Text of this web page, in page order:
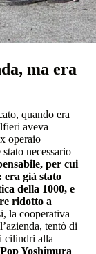
ma era
quando era
aveva
operaio
necessario
per cui
era già stato
della 1000, e
ridotto a
la cooperativa
tentò di
cilindri alla
Yoshimura